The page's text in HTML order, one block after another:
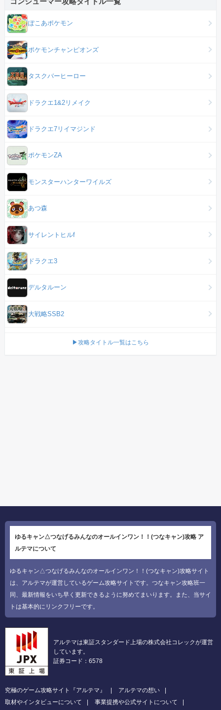
ぽこあポケモン
ポケモンチャンピオンズ
タスクバーヒーロー
ドラクエ1&2リメイク
ドラクエ7リイマジンド
ポケモンZA
モンスターハンターワイルズ
あつ森
サイレントヒルf
ドラクエ3
デルタルーン
大戦略SSB2
▶攻略タイトル一覧はこちら
ゆるキャン△つなげるみんなのオールインワン！！(つなキャン)攻略 ア
ルテマについて
ゆるキャン△つなげるみんなのオールインワン！！(つなキャン)攻略サイト
は、アルテマが運営しているゲーム攻略サイトです。つなキャン攻略班一
同、最新情報をいち早く更新できるように努めてまいります。また、当サイ
トは基本的にリンクフリーです。
アルテマは東証スタンダード上場の株式会社コレックが運営
しています。
証券コード：6578
究極のゲーム攻略サイト『アルテマ』
アルテマの想い
取材やインタビューについて
事業提携や公式サイトについて